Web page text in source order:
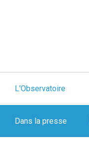
L'Observatoire
Dans la presse